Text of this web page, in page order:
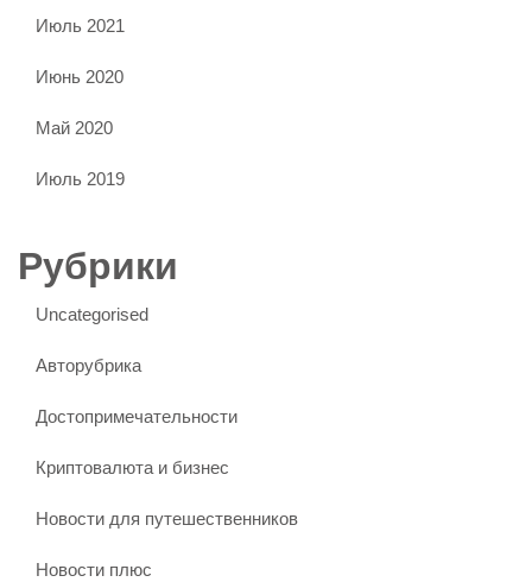
Июль 2021
Июнь 2020
Май 2020
Июль 2019
Рубрики
Uncategorised
Авторубрика
Достопримечательности
Криптовалюта и бизнес
Новости для путешественников
Новости плюс